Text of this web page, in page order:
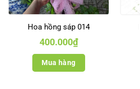
Hoa hồng sáp 014
400.000₫
Mua hàng